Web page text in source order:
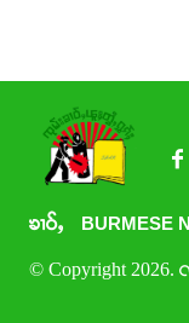
ၶၢဝ်ႇ BURMESE
© Copyright 2026.